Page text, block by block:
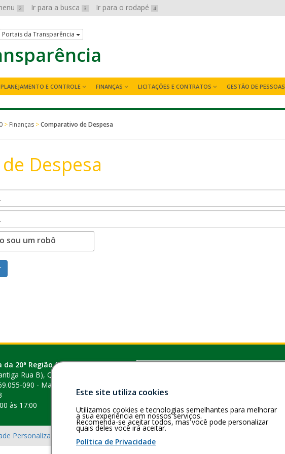
2 Ir para a busca 3 Ir para o rodapé 4
Portais da Transparência
PLANEJAMENTO E CONTROLE FINANÇAS LICITAÇÕES E CONTRATOS GESTÃO DE PESSOAS
> Finanças >Comparativo de Despesa
Despesa
sou um robô
20ª Região (AM e RR)
Rua B), Quadra 5, Casa 01, Cj.
090 - Manaus/AM
às 17:00
Buscar
Personalização de cookies
Este site utiliza cookies
Utilizamos cookies e tecnologias semelhantes para melhorar
a sua experiência em nossos serviços.
Recomenda-se aceitar todos, mas você pode personalizar
quais deles você irá aceitar.
Política de Privacidade